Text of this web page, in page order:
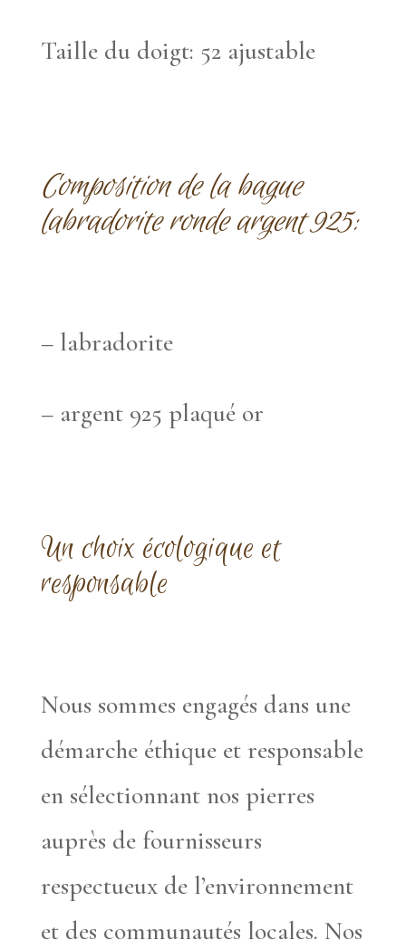
Taille du doigt: 52 ajustable
Composition de la bague
labradorite ronde argent 925:
– labradorite
– argent 925 plaqué or
Un choix écologique et
responsable
Nous sommes engagés dans une
démarche éthique et responsable
en sélectionnant nos pierres
auprès de fournisseurs
respectueux de l’environnement
et des communautés locales. Nos